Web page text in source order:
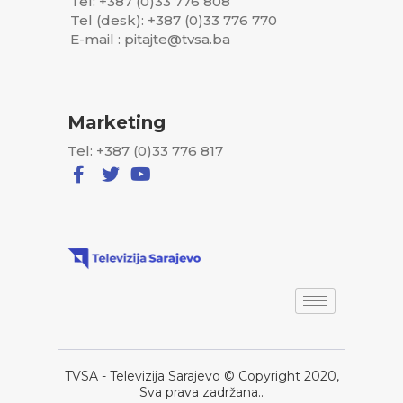
Tel (desk): +387 (0)33 776 770
E-mail : pitajte@tvsa.ba
Marketing
Tel: +387 (0)33 776 817
TVSA - Televizija Sarajevo © Copyright 2020,
Sva prava zadržana..